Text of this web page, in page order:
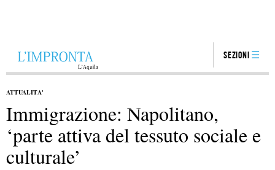
Sezioni
ATTUALITA'
Immigrazione: Napolitano,
‘parte attiva del tessuto sociale e
culturale’